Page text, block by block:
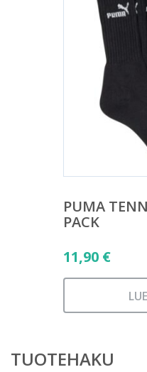
PUMA
PACK
11,90 €
TUOTEHAKU